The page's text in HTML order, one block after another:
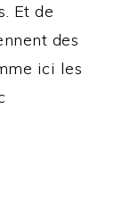
Et de
des
ici les